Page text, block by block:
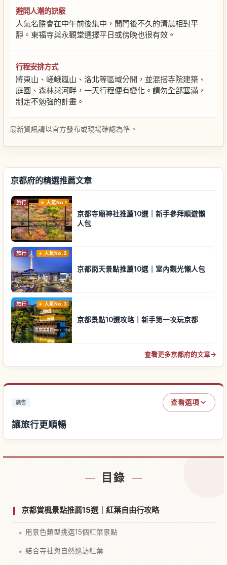
避開人潮的訣竅
人氣名勝會在中午前後集中，開門後不久的清晨相對平
靜。東福寺與永觀堂選擇平日或傍晚也很有效。
行程安排方式
將東山、嵯峨嵐山、洛北等區域分開，並混搭寺院建築、
庭園、森林與河畔，一天行程便有變化。請勿全部塞滿，
制定不勉強的計畫。
最新資訊請以官方發布或現場確認為準。
京都府的精選推薦文章
旅行 人氣No.1
京都寺廟神社推薦10選｜新手參拜順遊懶
人包
旅行 人氣No.2
京都雨天景點推薦10選｜室內觀光懶人包
旅行 人氣No.3
京都景點10選攻略｜新手第一次玩京都
查看更多京都府的文章→
廣告 查看選項
讓旅行更順暢
目錄
京都賞楓景點推薦15選｜紅葉自由行攻略
用景色類型挑選15個紅葉景點
結合寺社與自然巡訪紅葉